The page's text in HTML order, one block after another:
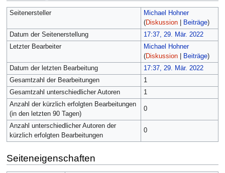
Seitenersteller
Michael Hohner
(Diskussion| Beiträge)
Datum der Seitenerstellung
17:37, 29. Mär. 2022
Letzter Bearbeiter
Michael Hohner
(Diskussion| Beiträge)
Datum der letzten Bearbeitung
17:37, 29. Mär. 2022
Gesamtzahl der Bearbeitungen
1
Gesamtzahl unterschiedlicher Autoren
1
Anzahl der kürzlich erfolgten Bearbeitungen
(in den letzten 90 Tagen)
0
Anzahl unterschiedlicher Autoren der
kürzlich erfolgten Bearbeitungen
0
Seiteneigenschaften